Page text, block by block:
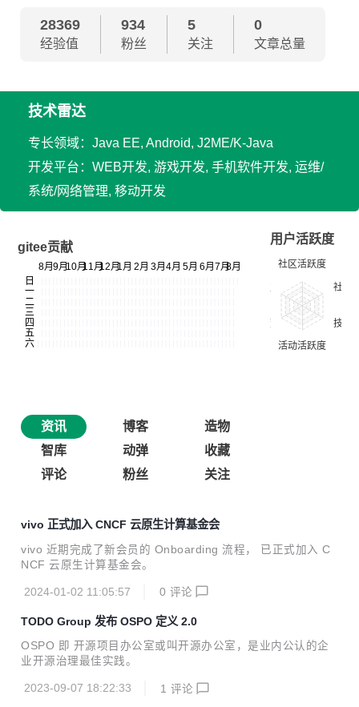
28369
经验值
934
粉丝
5
关注
0
文章总量
技术雷达
专长领域：Java EE, Android, J2ME/K-Java
开发平台：WEB开发, 游戏开发, 手机软件开发, 运维/
系统/网络管理, 移动开发
gitee贡献
用户活跃度
资讯 博客
造物
智库
动弹
收藏
评论
粉丝 关注
vivo 正式加入 CNCF 云原生计算基金会
vivo 近期完成了新会员的 Onboarding 流程， 已正式加入 C
NCF 云原生计算基金会。
2024-01-02 11:05:57 0 评论
TODO Group 发布 OSPO 定义 2.0
OSPO 即 开源项目办公室或叫开源办公室，是业内公认的企
业开源治理最佳实践。
2023-09-07 18:22:33 1 评论